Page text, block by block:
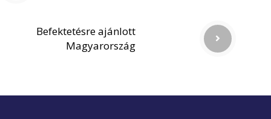
Befektetésre ajánlott
Magyarország